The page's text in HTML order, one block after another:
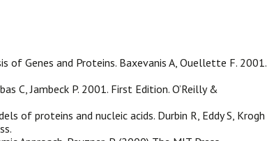
of Genes and Proteins. Baxevanis A, Ouellette F. 2001.
C, Jambeck P. 2001. First Edition. O’Reilly &
of proteins and nucleic acids. Durbin R, Eddy S, Krogh